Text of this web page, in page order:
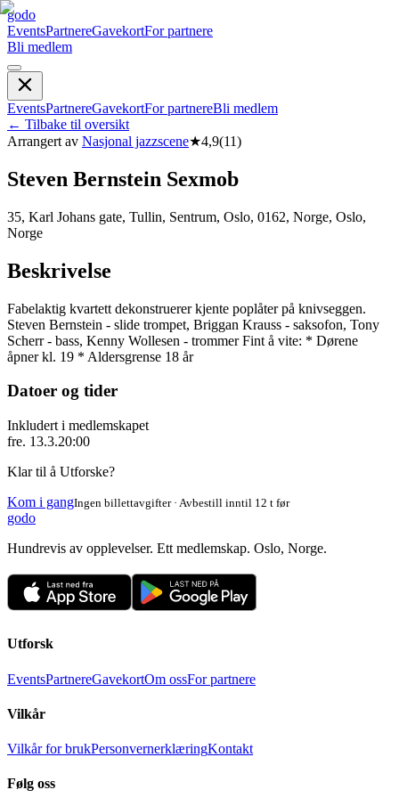
godo
EventsPartnereGavekortFor partnere
Bli medlem
EventsPartnereGavekortFor partnereBli medlem
← Tilbake til oversikt
Arrangert av Nasjonal jazzscene★4,9(11)
S­t­e­v­e­n­ B­e­r­n­s­t­e­i­n­ S­e­x­mo­b­
35, Karl Johans gate, Tullin, Sentrum, Oslo, 0162, Norge, Oslo,
Norge
Beskrivelse
Fabelaktig kvartett dekonstruerer kjente poplåter på knivseggen.
Steven Bernstein - slide trompet, Briggan Krauss - saksofon, Tony
Scherr - bass, Kenny Wollesen - trommer Fint å vite: * Dørene
åpner kl. 19 * Aldersgrense 18 år
Datoer og tider
Inkludert i medlemskapet
fre. 13.3.20:00
Klar til å Utforske?
Kom i gangIngen billettavgifter · Avbestill inntil 12 t før
godo
Hundrevis av opplevelser. Ett medlemskap. Oslo, Norge.
Utforsk
EventsPartnereGavekortOm ossFor partnere
Vilkår
Vilkår for brukPersonvernerklæringKontakt
Følg oss